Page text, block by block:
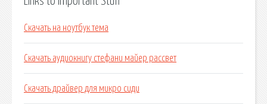
Скачать на ноутбук тема
Скачать аудиокнигу стефани майер рассвет
Скачать драйвер для микро сиди